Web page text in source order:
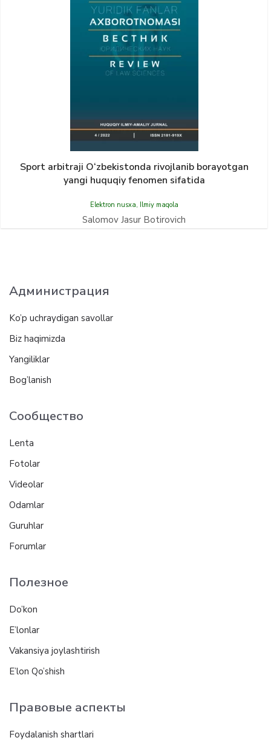
Sport аrbitrаji O‘zbekistondа rivojlаnib borаyotgаn
yangi huquqiy fenomen sifаtidа
Elektron nusxa, Ilmiy maqola
Salomov Jasur Botirovich
Администрация
Ko’p uchraydigan savollar
Biz haqimizda
Yangiliklar
Bog’lanish
Сообщество
Lenta
Fotolar
Videolar
Odamlar
Guruhlar
Forumlar
Полезное
Do’kon
E’lonlar
Vakansiya joylashtirish
E’lon Qo’shish
Правовые аспекты
Foydalanish shartlari